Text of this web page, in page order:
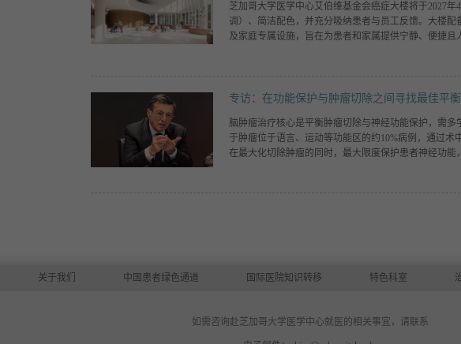
芝加哥大学医学中心艾伯维基金会癌症大楼将于2027
调）、简洁配色，并充分吸纳患者与员工反馈。大楼
及家庭专属设施，旨在为患者和家属提供宁静、便捷且
专访：在功能保护与肿瘤切除之间寻找最佳平衡
脑肿瘤治疗核心是平衡肿瘤切除与神经功能保护，需
于肿瘤位于语言、运动等功能区的约10%病例，通过术
在最大化切除肿瘤的同时，最大限度保护患者神经功能
关于我们 中国患者绿色通道 国际医院知识转移 特色科室
如需咨询赴芝加哥大学医学中心就医的相关事宜，请联系